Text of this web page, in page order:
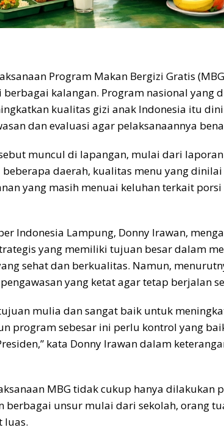
Program Makan Bergizi Gratis
kalangan. Program nasional yang
kualitas gizi anak Indonesia itu
dan evaluasi agar pelaksanaannya
muncul di lapangan, mulai dari
daerah, kualitas menu yang
yang masih menuai keluhan terkait
Indonesia Lampung, Donny Irawan,
yang memiliki tujuan besar dalam
sehat dan berkualitas. Namun,
yang ketat agar tetap berjalan
mulia dan sangat baik untuk
program sebesar ini perlu kontrol yang
kata Donny Irawan dalam
MBG tidak cukup hanya dilakukan
unsur mulai dari sekolah, orang
luas.